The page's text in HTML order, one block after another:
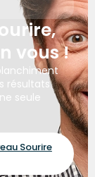
vous !
résultats
seule
Sourire